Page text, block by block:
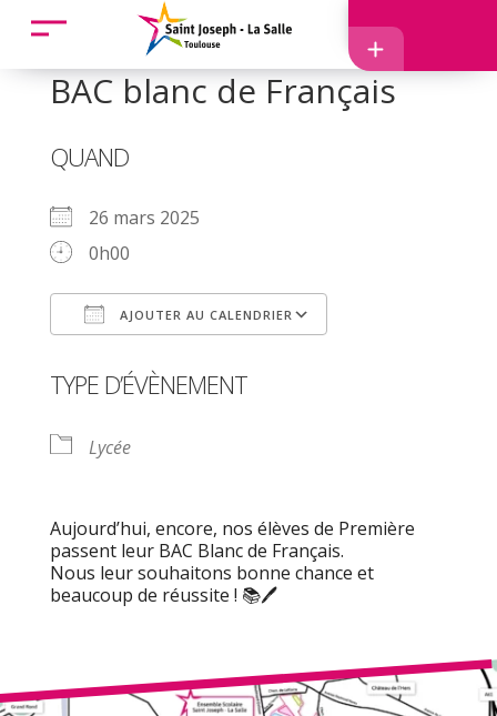
Accueil
BAC blanc de Français
QUAND
26 mars 2025
0h00
AJOUTER AU CALENDRIER
TYPE D’ÉVÈNEMENT
Lycée
Aujourd’hui, encore, nos élèves de Première
passent leur BAC Blanc de Français.
Nous leur souhaitons bonne chance et
beaucoup de réussite ! 📚🖊️